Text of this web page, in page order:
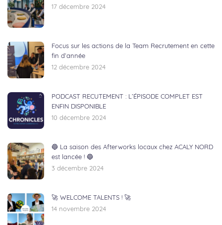
17 décembre 2024
Focus sur les actions de la Team Recrutement en cette
fin d’année
12 décembre 2024
PODCAST RECUTEMENT : L’ÉPISODE COMPLET EST
ENFIN DISPONIBLE
10 décembre 2024
🔵 La saison des Afterworks locaux chez ACALY NORD
est lancée ! 🔵
3 décembre 2024
🚀 WELCOME TALENTS ! 🚀
14 novembre 2024